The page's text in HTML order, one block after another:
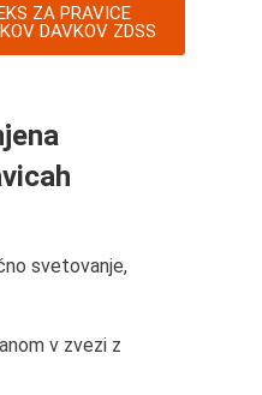
ZA PRAVICE
DAVKOV ZDSS
svetovanje,
v zvezi z